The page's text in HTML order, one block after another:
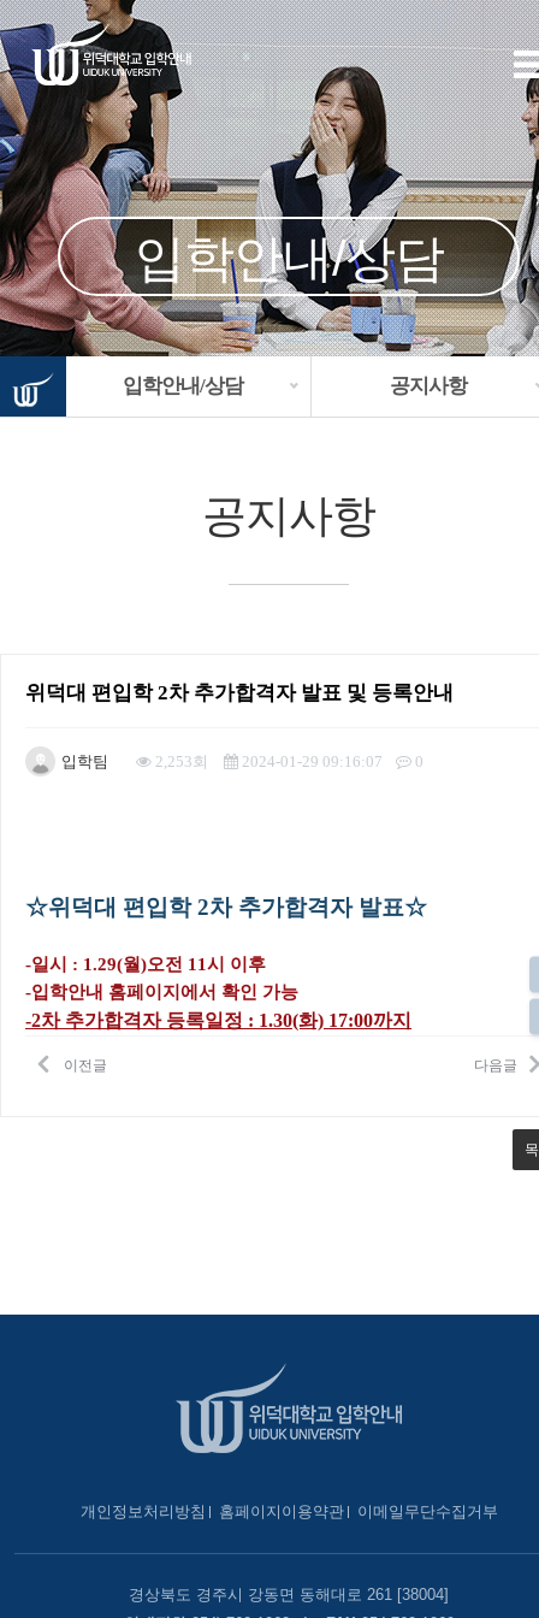
입학안내/상담
입학안내/상담 공지사항
공지사항
위덕대 편입학 2차 추가합격자 발표 및 등록안내
입학팀 2,253회 2024-01-29 09:16:07 0
☆위덕대 편입학 2차 추가합격자 발표☆
-일시 : 1.29(월)오전 11시 이후
-입학안내 홈페이지에서 확인 가능
-2차 추가합격자 등록일정 : 1.30(화) 17:00까지
이전글 다음글
개인정보처리방침 홈페이지이용약관 이메일무단수집거부
경상북도 경주시 강동면 동해대로 261 [38004]